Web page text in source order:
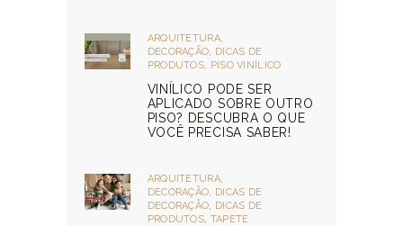
ARQUITETURA,
DECORAÇÃO, DICAS DE
PRODUTOS, PISO VINÍLICO
VINÍLICO PODE SER
APLICADO SOBRE OUTRO
PISO? DESCUBRA O QUE
VOCÊ PRECISA SABER!
ARQUITETURA,
DECORAÇÃO, DICAS DE
DECORAÇÃO, DICAS DE
PRODUTOS, TAPETE